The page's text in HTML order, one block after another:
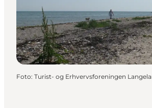
Foto: Turist- og Erhvervsforeningen